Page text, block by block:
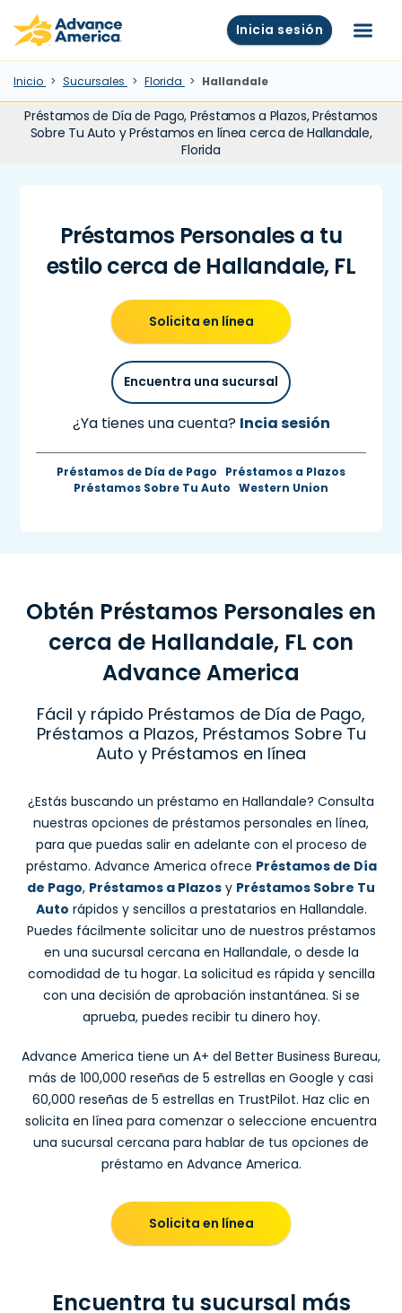
Skip to main content
Advance America home Inicia sesión Menú
Inicio Sucursales Florida Hallandale
Préstamos de Día de Pago, Préstamos a Plazos, Préstamos
Sobre Tu Auto y Préstamos en línea cerca de Hallandale,
Florida
Préstamos Personales a tu
estilo cerca de Hallandale, FL
Solicita en línea
Encuentra una sucursal
¿Ya tienes una cuenta? Incia sesión
Préstamos de Día de Pago
Préstamos a Plazos
Préstamos Sobre Tu Auto Western Union
Obtén Préstamos Personales en
cerca de Hallandale, FL con
Advance America
Fácil y rápido Préstamos de Día de Pago,
Préstamos a Plazos, Préstamos Sobre Tu
Auto y Préstamos en línea
¿Estás buscando un préstamo en Hallandale? Consulta
nuestras opciones de préstamos personales en línea,
para que puedas salir en adelante con el proceso de
préstamo. Advance America ofrece Préstamos de Día
de Pago, Préstamos a Plazos y Préstamos Sobre Tu
Auto rápidos y sencillos a prestatarios en Hallandale.
Puedes fácilmente solicitar uno de nuestros préstamos
en una sucursal cercana en Hallandale, o desde la
comodidad de tu hogar. La solicitud es rápida y sencilla
con una decisión de aprobación instantánea. Si se
aprueba, puedes recibir tu dinero hoy.
Advance America tiene un A+ del Better Business Bureau,
más de 100,000 reseñas de 5 estrellas en Google y casi
60,000 reseñas de 5 estrellas en TrustPilot. Haz clic en
solicita en línea para comenzar o seleccione encuentra
una sucursal cercana para hablar de tus opciones de
préstamo en Advance America.
Solicita en línea
Encuentra tu sucursal más